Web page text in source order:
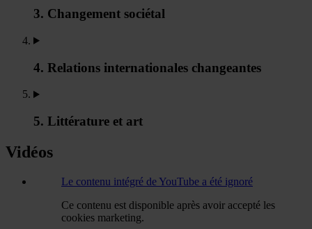
3. Changement sociétal
4. Relations internationales changeantes
5. Littérature et art
Vidéos
Le contenu intégré de YouTube a été ignoré
Ce contenu est disponible après avoir accepté les
cookies marketing.